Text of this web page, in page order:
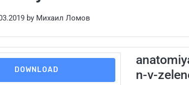
by Михаил Ломов
DOWNLOAD
n-v-